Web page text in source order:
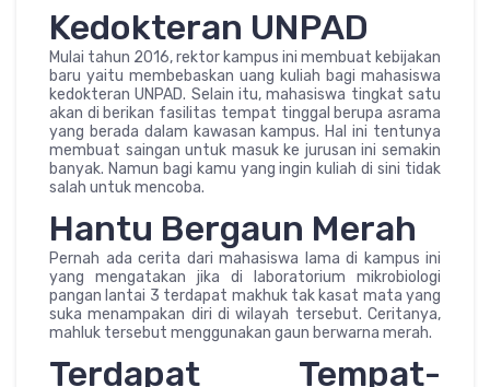
Kedokteran UNPAD
Mulai tahun 2016, rektor kampus ini membuat kebijakan
baru yaitu membebaskan uang kuliah bagi mahasiswa
kedokteran UNPAD. Selain itu, mahasiswa tingkat satu
akan di berikan fasilitas tempat tinggal berupa asrama
yang berada dalam kawasan kampus. Hal ini tentunya
membuat saingan untuk masuk ke jurusan ini semakin
banyak. Namun bagi kamu yang ingin kuliah di sini tidak
salah untuk mencoba.
Hantu Bergaun Merah
Pernah ada cerita dari mahasiswa lama di kampus ini
yang mengatakan jika di laboratorium mikrobiologi
pangan lantai 3 terdapat makhuk tak kasat mata yang
suka menampakan diri di wilayah tersebut. Ceritanya,
mahluk tersebut menggunakan gaun berwarna merah.
Terdapat Tempat-